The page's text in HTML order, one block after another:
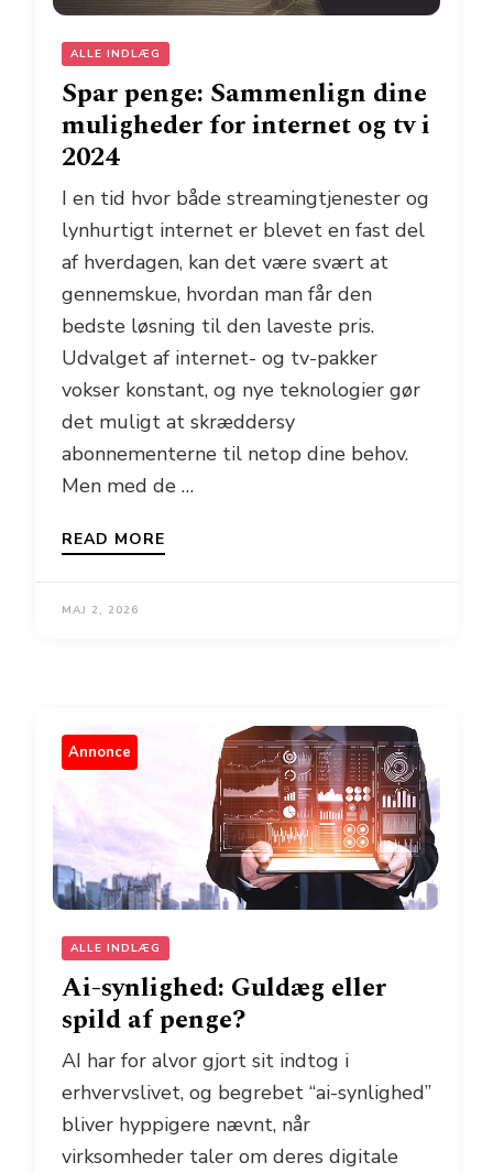
ALLE INDLÆG
Spar penge: Sammenlign dine
muligheder for internet og tv i
2024
I en tid hvor både streamingtjenester og
lynhurtigt internet er blevet en fast del
af hverdagen, kan det være svært at
gennemskue, hvordan man får den
bedste løsning til den laveste pris.
Udvalget af internet- og tv-pakker
vokser konstant, og nye teknologier gør
det muligt at skræddersy
abonnementerne til netop dine behov.
Men med de …
READ MORE
MAJ 2, 2026
Annonce
ALLE INDLÆG
Ai-synlighed: Guldæg eller
spild af penge?
AI har for alvor gjort sit indtog i
erhvervslivet, og begrebet “ai-synlighed”
bliver hyppigere nævnt, når
virksomheder taler om deres digitale